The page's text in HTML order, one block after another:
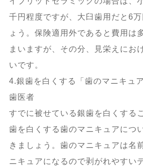
千円程度ですが、大臼歯用だと6
ょう。保険適用外であると費用は
まいますが、その分、見栄えにお
いです。
4.銀歯を白くする「歯のマニキュ
歯医者
すでに被せている銀歯を白くする
歯を白くする歯のマニキュアにつ
きましょう。歯のマニキュアは名
ニキュアになるので剥がれやすい